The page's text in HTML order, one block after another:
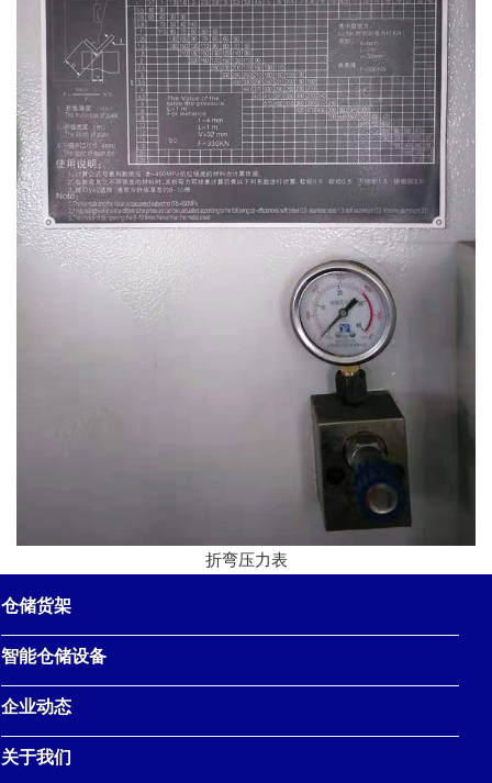
折弯压力表
仓储货架
智能仓储设备
企业动态
关于我们